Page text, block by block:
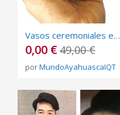
Vasos ceremoniales en ayahuasca
0,00 €49,00 €
porMundoAyahuascaIQT